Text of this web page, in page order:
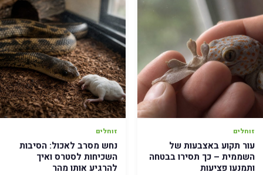
זוחלים
עור תקוע באצבעות של
השממית – כך תסירו בבטחה
ותמנעו פציעות
זוחלים
נחש מסרב לאכול: הסיבות
השכיחות לסטרס ואיך
להרגיע אותו מהר